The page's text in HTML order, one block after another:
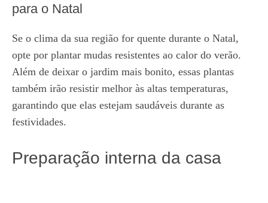
para o Natal
Se o clima da sua região for quente durante o Natal,
opte por plantar mudas resistentes ao calor do verão.
Além de deixar o jardim mais bonito, essas plantas
também irão resistir melhor às altas temperaturas,
garantindo que elas estejam saudáveis durante as
festividades.
Preparação interna da casa